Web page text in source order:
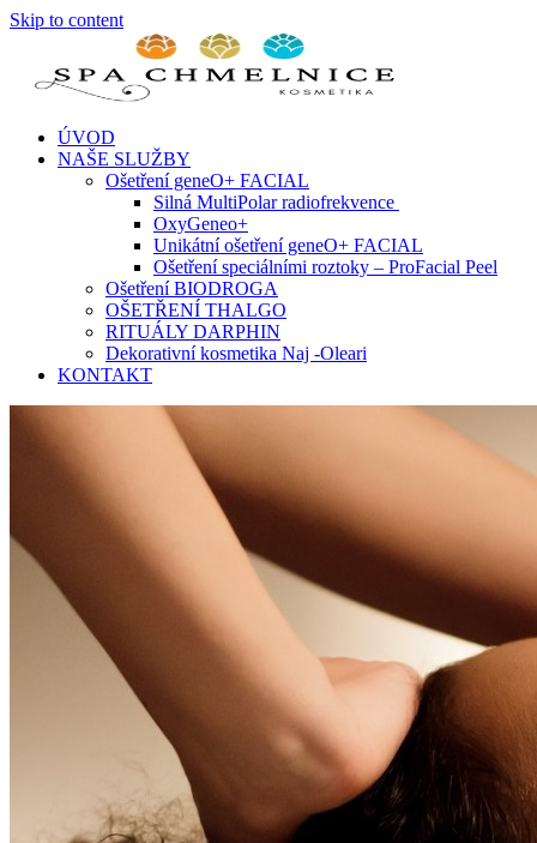
Skip to content
ÚVOD
NAŠE SLUŽBY
Ošetření geneO+ FACIAL
Silná MultiPolar radiofrekvence
OxyGeneo+
Unikátní ošetření geneO+ FACIAL
Ošetření speciálními roztoky – ProFacial Peel
Ošetření BIODROGA
OŠETŘENÍ THALGO
RITUÁLY DARPHIN
Dekorativní kosmetika Naj -Oleari
KONTAKT